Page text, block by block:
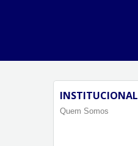
INSTITUCIONAL
Quem Somos